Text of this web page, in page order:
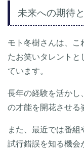
未来への期待
モト冬樹さんは、こ
たお笑いタレントと
ています。
長年の経験を活かし
の才能を開花させる
また、最近では番
試行錯誤を知る機会